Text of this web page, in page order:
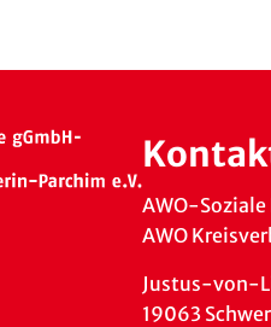
AWO-
AWO
Justus-von-
19063